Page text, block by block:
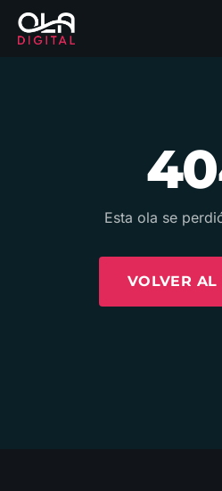
Esta ola se
VOLVER AL